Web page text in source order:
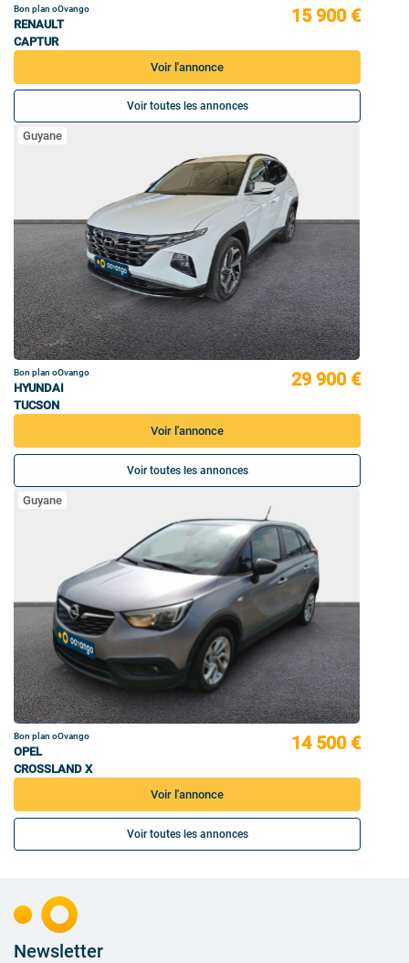
Bon plan oOvango
RENAULT
CAPTUR
15 900 €
Voir l'annonce
Voir toutes les annonces
Guyane
Bon plan oOvango
HYUNDAI
TUCSON
29 900 €
Voir l'annonce
Voir toutes les annonces
Guyane
Bon plan oOvango
OPEL
CROSSLAND X
14 500 €
Voir l'annonce
Voir toutes les annonces
Newsletter